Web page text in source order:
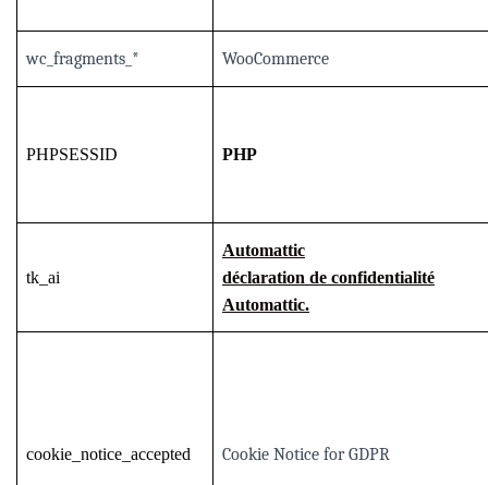
wc_fragments_* WooCommerce
PHPSESSID PHP
tk_ai
Automattic
déclaration de confidentialité
Automattic.
cookie_notice_accepted Cookie Notice for GDPR